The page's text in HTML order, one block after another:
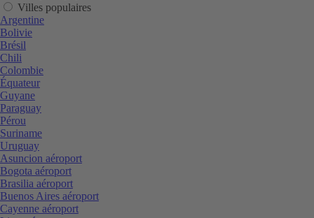
Villes populaires
Argentine
Bolivie
Brésil
Chili
Colombie
Équateur
Guyane
Paraguay
Pérou
Suriname
Uruguay
Asuncion aéroport
Bogota aéroport
Brasilia aéroport
Buenos Aires aéroport
Cayenne aéroport